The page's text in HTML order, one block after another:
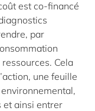
est co-financé
par
Cela
une feuille
et ainsi entrer